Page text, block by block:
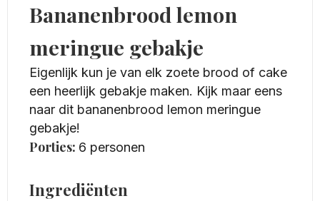
Bananenbrood lemon
meringue gebakje
Eigenlijk kun je van elk zoete brood of cake
een heerlijk gebakje maken. Kijk maar eens
naar dit bananenbrood lemon meringue
gebakje!
Porties: 6 personen
Ingrediënten